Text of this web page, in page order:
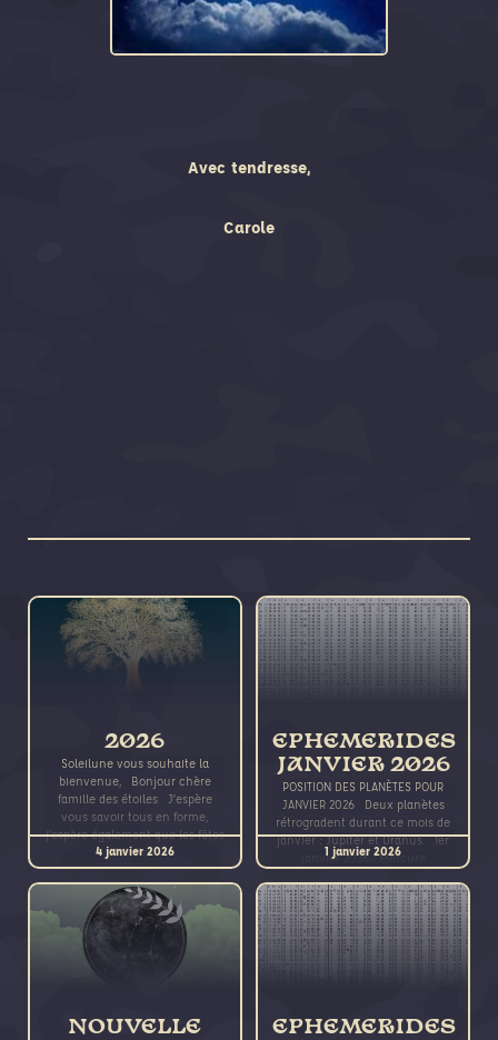
Avec tendresse,
Carole
2026
Soleilune vous souhaite la
bienvenue, Bonjour chère
famille des étoiles J’espère
vous savoir tous en forme,
j’espère également que les fêtes
de fin
4 janvier 2026
EPHEMERIDES
JANVIER 2026
POSITION DES PLANÈTES POUR
JANVIER 2026 Deux planètes
rétrogradent durant ce mois de
janvier : Jupiter et Uranus. 1er
janvier 2026 : Mercure
1 janvier 2026
NOUVELLE
EPHEMERIDES